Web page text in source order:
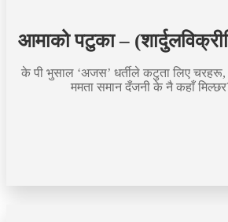
आमाको पटुका –
के पी भुसाल ‘अजस’ धर्तीले कटुता लिए
ममता समान दँजनी के नै कहाँ